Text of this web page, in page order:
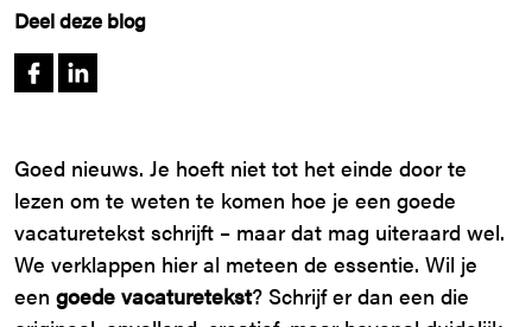
Deel deze blog
Goed nieuws. Je hoeft niet tot het einde door te
lezen om te weten te komen hoe je een goede
vacaturetekst schrijft – maar dat mag uiteraard wel.
We verklappen hier al meteen de essentie. Wil je
een goede vacaturetekst? Schrijf er dan een die